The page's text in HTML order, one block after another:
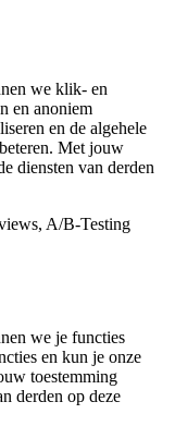
we klik- en
en anoniem
en de algehele
Met jouw
diensten van derden
A/B-Testing
we je functies
en kun je onze
toestemming
derden op deze